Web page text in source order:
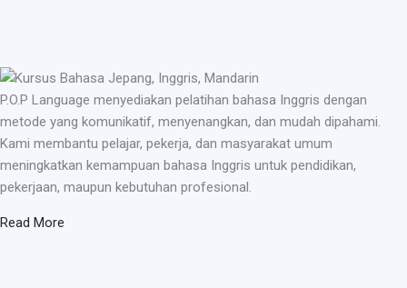
P.O.P Language menyediakan pelatihan bahasa Inggris dengan
metode yang komunikatif, menyenangkan, dan mudah dipahami.
Kami membantu pelajar, pekerja, dan masyarakat umum
meningkatkan kemampuan bahasa Inggris untuk pendidikan,
pekerjaan, maupun kebutuhan profesional.
Read More